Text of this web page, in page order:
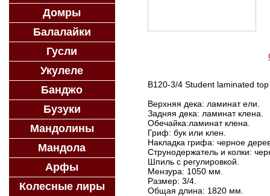
B120-3/4 Student laminated
Верхняя дека: ламинат ели.
Задняя дека: ламинат клена.
Обечайка:ламинат клена.
Гриф: бук или клен.
Накладка грифа: черное
Струнодержатель и колки:
Шпиль с регулировкой.
Мензура: 1050 мм.
Размер: 3/4.
Общая длина: 1820 мм.
Домры
Балалайки
Гусли
Укулеле
Банджо
Бузуки
Мандолины
Мандола
Арфы
Колесные лиры